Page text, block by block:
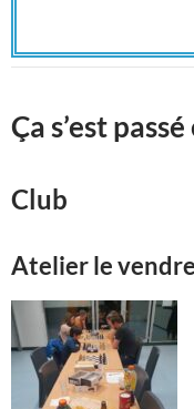
Ça s’est
Club
Atelier le